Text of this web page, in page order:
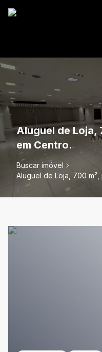
Aluguel de Loja,
em Centro.
Buscar imóvel
Aluguel de Loja, 700